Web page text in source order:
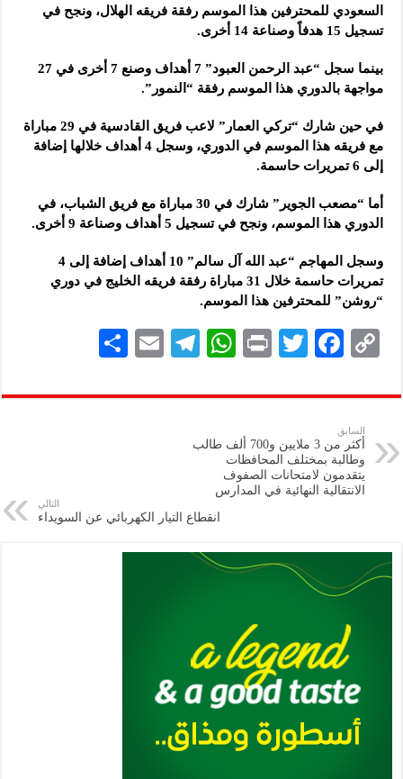
السعودي للمحترفين هذا الموسم رفقة فريقه الهلال، ونجح في
تسجيل 15 هدفاً وصناعة 14 أخرى.
بينما سجل “عبد الرحمن العبود” 7 أهداف وصنع 7 أخرى في 27
مواجهة بالدوري هذا الموسم رفقة “النمور”.
في حين شارك “تركي العمار” لاعب فريق القادسية في 29 مباراة
مع فريقه هذا الموسم في الدوري، وسجل 4 أهداف خلالها إضافة
إلى 6 تمريرات حاسمة.
أما “مصعب الجوير” شارك في 30 مباراة مع فريق الشباب، في
الدوري هذا الموسم، ونجح في تسجيل 5 أهداف وصناعة 9 أخرى.
وسجل المهاجم “عبد الله آل سالم” 10 أهداف إضافة إلى 4
تمريرات حاسمة خلال 31 مباراة رفقة فريقه الخليج في دوري
“روشن” للمحترفين هذا الموسم.
C
p
y
Li
n
F
eb
k
T
tt
P
nt
W
at
A
p
Te
gr
E
ai
ar
السابق
أكثر من 3 ملايين و700 ألف طالب
وطالبة بمختلف المحافظات
يتقدمون لامتحانات الصفوف
الانتقالية النهائية في المدارس
التالي
انقطاع التيار الكهربائي عن السويداء